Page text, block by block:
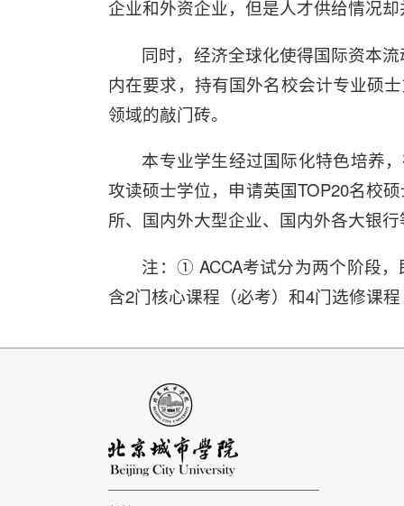
企业和外资企业，但是人才供给情况
同时，经济全球化使得国际资本
内在要求，持有国外名校会计专业硕
领域的敲门砖。
本专业学生经过国际化特色培养
攻读硕士学位，申请英国TOP20名校
所、国内外大型企业、国内外各大银
注：① ACCA考试分为两个阶段
含2门核心课程（必考）和4门选修课